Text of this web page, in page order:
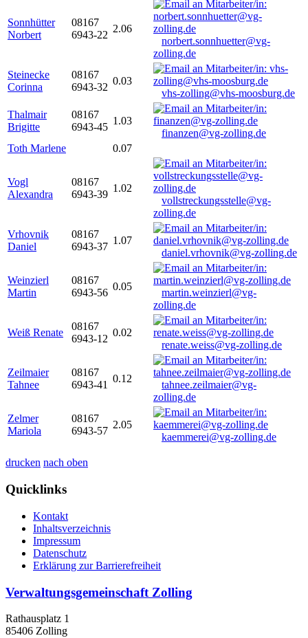
Sonnhütter
Norbert
08167
6943-22
2.06
norbert.sonnhuetter@vg-
zolling.de
Steinecke
Corinna
08167
6943-32
0.03
vhs-zolling@vhs-moosburg.de
Thalmair
Brigitte
08167
6943-45
1.03
finanzen@vg-zolling.de
Toth Marlene
0.07
Vogl
Alexandra
08167
6943-39
1.02
vollstreckungsstelle@vg-
zolling.de
Vrhovnik
Daniel
08167
6943-37
1.07
daniel.vrhovnik@vg-zolling.de
Weinzierl
Martin
08167
6943-56
0.05
martin.weinzierl@vg-
zolling.de
Weiß Renate
08167
6943-12
0.02
renate.weiss@vg-zolling.de
Zeilmaier
Tahnee
08167
6943-41
0.12
tahnee.zeilmaier@vg-
zolling.de
Zelmer
Mariola
08167
6943-57
2.05
kaemmerei@vg-zolling.de
drucken nach oben
Quicklinks
Kontakt
Inhaltsverzeichnis
Impressum
Datenschutz
Erklärung zur Barrierefreiheit
Verwaltungsgemeinschaft Zolling
Rathausplatz 1
85406 Zolling